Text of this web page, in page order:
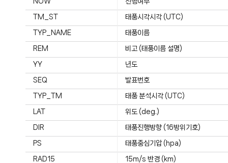
TM_ST 태풍시각시각 (UTC)
TYP_NAME 태풍이름
REM 비고 (태풍이름 설명)
YY 년도
SEQ 발표번호
TYP_TM 태풍 분석시각 (UTC)
LAT 위도 (deg.)
DIR 태풍진행방향 (16방위기호)
PS 태풍중심기압 (hpa)
RAD15 15m/s 반경 (km)